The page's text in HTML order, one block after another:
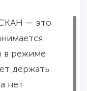
— это
в режиме
держать
нет